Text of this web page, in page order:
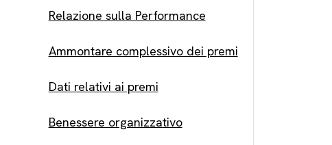
Relazione sulla Performance
Ammontare complessivo dei premi
Dati relativi ai premi
Benessere organizzativo